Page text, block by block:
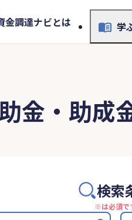
金調達ナビとは 学
金・助成
検索
※は必須で